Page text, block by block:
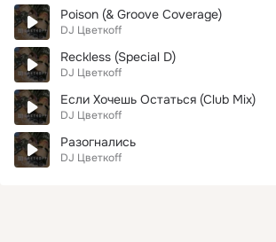
Poison (& Groove Coverage)
DJ Цветкоff
Reckless (Special D)
DJ Цветкоff
Если Хочешь Остаться (Club Mix)
DJ Цветкоff
Разогнались
DJ Цветкоff